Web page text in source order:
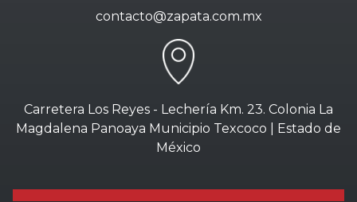
contacto@zapata.com.mx
Carretera Los Reyes - Lechería Km. 23. Colonia La
Magdalena Panoaya Municipio Texcoco | Estado de
México